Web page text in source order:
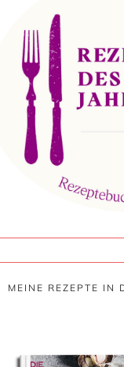
MEINE REZEPTE IN